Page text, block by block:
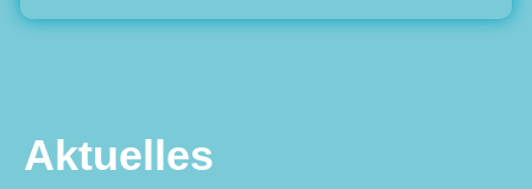
Aktuelles